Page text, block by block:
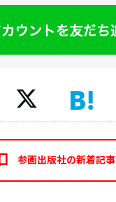
参画出版社の新着記事